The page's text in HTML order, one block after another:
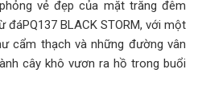
vẻ đẹp của mặt trăng đêm
BLACK STORM, với một
cẩm thạch và những đường vân
cây khô vươn ra hồ trong buổi